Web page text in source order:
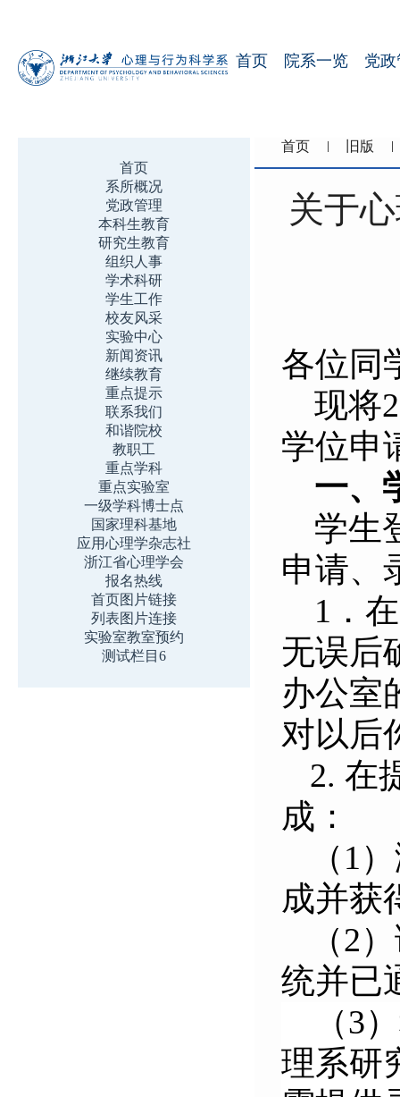
首页 院系一览 党
首页
系所概况
党政管理
本科生教育
研究生教育
组织人事
学术科研
学生工作
校友风采
实验中心
新闻资讯
继续教育
重点提示
联系我们
和谐院校
教职工
重点学科
重点实验室
一级学科博士点
国家理科基地
应用心理学杂志社
浙江省心理学会
报名热线
首页图片链接
列表图片连接
实验室教室预约
测试栏目6
首页 旧版
关于
各位同
现将
学位申
一、
学生
申请、
1 ．
无误后
办公室
对以后
2. 在
成：
（1
成并获
（2
统并已
（3
理系研